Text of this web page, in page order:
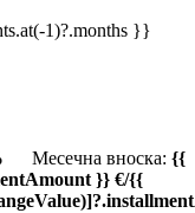
1)?.months }}
Месечна вноска: {{
}} €/{{